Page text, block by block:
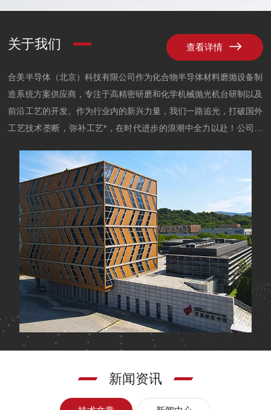
械抛光耐腐蚀要求；□ 样片去除厚度在线实时监测，精度
关于我们
合美半导体（北京）科技有限公司作为化合物半导体材料磨抛设备制
造系统方案供应商，专注于高精密研磨和化学机械抛光机台研制以及
前沿工艺的开发。作为行业内的新兴力量，我们一路追光，打破国外
工艺技术垄断，弥补工艺*，在时代进步的浪潮中全力以赴！公司生
配备国际厂商设备与自主研发智能控制系统，如高精度研磨机研磨盘
平整度误差＜2um。公司机台广泛应用于红外、超宽禁带等半导体材
料磨抛领域。自主研发的第四代半导体材料高精度磨抛工艺，解决传
统工艺痛点，实现智...
查看详情
新闻资讯